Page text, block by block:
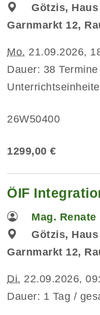
Götzis,
Garnmarkt 12,
Mo. 21.09.2026,
Dauer: 38
26W50400
1299,00 €
ÖIF
Mag. Renate
Götzis,
Garnmarkt 12,
Di. 22.09.2026,
Dauer: 1 Tag /